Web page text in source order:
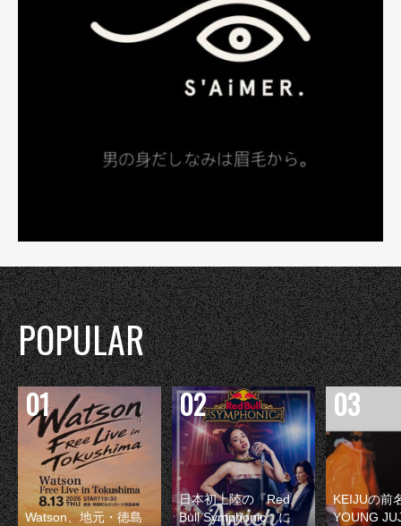
POPULAR
Watson、地元・徳島
日本初上陸の『Red
Bull Symphonic』に
KEIJUの前
YOUNG